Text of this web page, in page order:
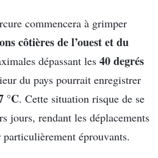
commencera à grimper
côtières de l’ouest et du
dépassant les 40 degrés
du pays pourrait enregistrer
°C. Cette situation risque de se
jours, rendant les déplacements
éprouvants.